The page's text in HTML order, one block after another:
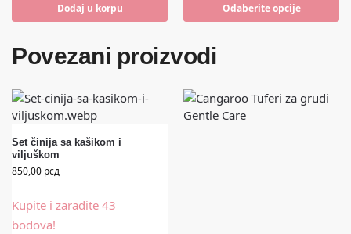
Dodaj u korpu Odaberite opcije
Povezani proizvodi
Set činija sa kašikom i
viljuškom
850,00 рсд
Kupite i zaradite 43
bodova!